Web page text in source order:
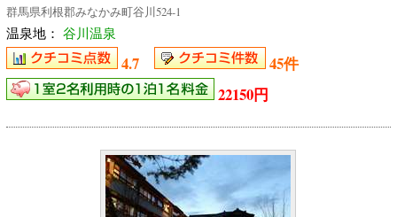
群馬県利根郡みなかみ町谷川524-1
温泉地： 谷川温泉
4.7
45件
22150円